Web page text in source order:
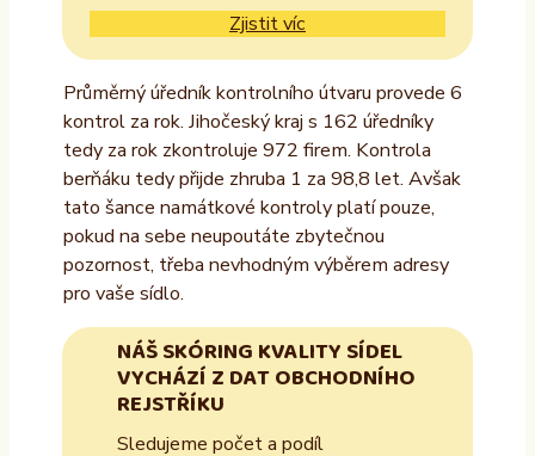
Zjistit víc
Průměrný úředník kontrolního útvaru provede 6
kontrol za rok. Jihočeský kraj s 162 úředníky
tedy za rok zkontroluje 972 firem. Kontrola
berňáku tedy přijde zhruba 1 za 98,8 let. Avšak
tato šance namátkové kontroly platí pouze,
pokud na sebe neupoutáte zbytečnou
pozornost, třeba nevhodným výběrem adresy
pro vaše sídlo.
NÁŠ SKÓRING KVALITY SÍDEL
VYCHÁZÍ Z DAT OBCHODNÍHO
REJSTŘÍKU
Sledujeme počet a podíl